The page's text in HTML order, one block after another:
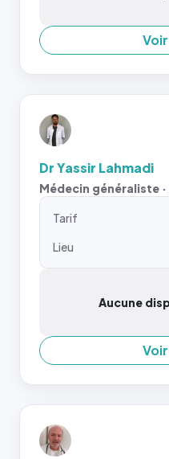
Dr Yassir Lahmadi
Médecin généraliste ·
Tarif
Lieu
Aucune